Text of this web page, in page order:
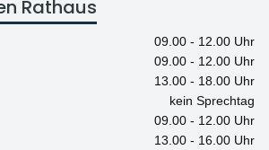
Rathaus
09.00 - 12.00 Uhr
09.00 - 12.00 Uhr
13.00 - 18.00 Uhr
kein Sprechtag
09.00 - 12.00 Uhr
13.00 - 16.00 Uhr